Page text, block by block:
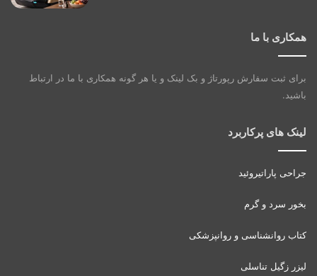
همکاری با ما
برای ثبت سفارش رپورتاژ و بک لینک و یا هر گونه همکاری با ما در ارتباط
باشید.
لینک های پرکاربرد
جراحی پاراتیروئید
بخور سرد و گرم
کتاب روانشناسی و روانپزشکی
لیزر زگیل تناسلی